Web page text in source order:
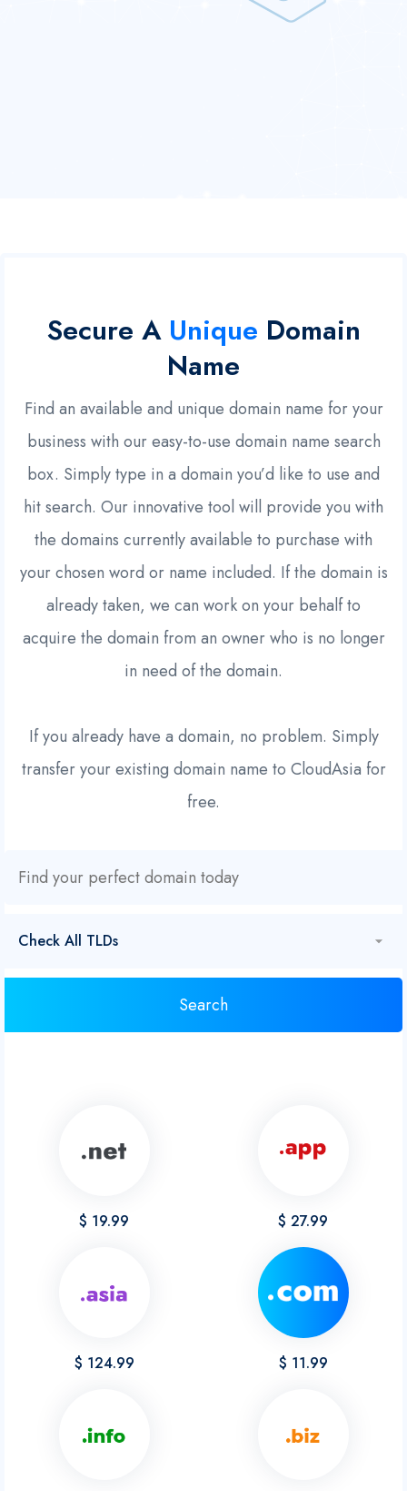
Secure A Unique Domain
Name
Find an available and unique domain name for your
business with our easy-to-use domain name search
box. Simply type in a domain you’d like to use and
hit search. Our innovative tool will provide you with
the domains currently available to purchase with
your chosen word or name included. If the domain is
already taken, we can work on your behalf to
acquire the domain from an owner who is no longer
in need of the domain.
If you already have a domain, no problem. Simply
transfer your existing domain name to CloudAsia for
free.
$ 19.99 $ 27.99
$ 124.99 $ 11.99